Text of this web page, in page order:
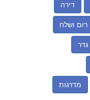
דירה
רום ושלח
גדר
מדרגות